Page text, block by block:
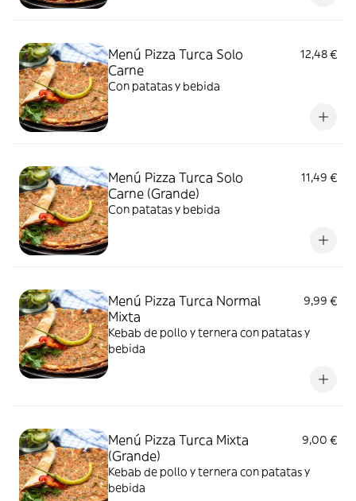
Menú Pizza Turca Solo
Carne
12,48 €
Con patatas y bebida
Menú Pizza Turca Solo
Carne (Grande)
11,49 €
Con patatas y bebida
Menú Pizza Turca Normal
Mixta
9,99 €
Kebab de pollo y ternera con patatas y
bebida
Menú Pizza Turca Mixta
(Grande)
9,00 €
Kebab de pollo y ternera con patatas y
bebida